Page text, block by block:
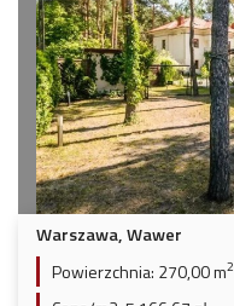
Warszawa, Wawer
Powierzchnia: 270,00 m2